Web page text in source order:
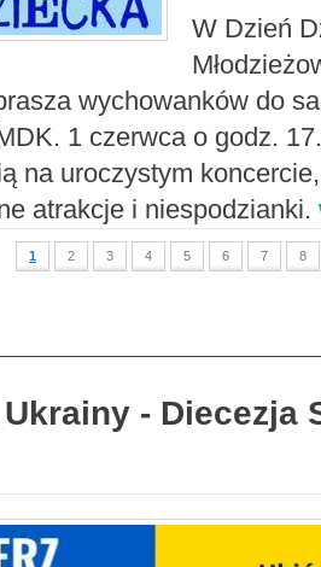
W Dzień
wychowanków do
1 czerwca o godz.
na uroczystym
atrakcje i niespodzianki.
1 2 3 4 5 6 7 8
- Diecezja